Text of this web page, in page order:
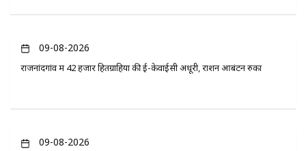
09-08-2026
राजनांदगांव में 42 हजार हितग्राहियों की ई-केवाईसी अधूरी, राशन आबंटन रुका
09-08-2026